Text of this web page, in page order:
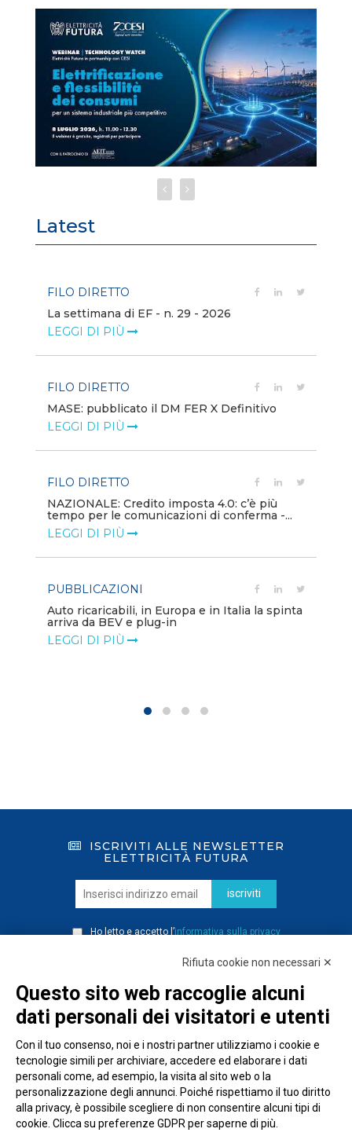
Latest
FILO DIRETTO
La settimana di EF - n. 29 - 2026
LEGGI DI PIÙ
FILO DIRETTO
MASE: pubblicato il DM FER X Definitivo
LEGGI DI PIÙ
FILO DIRETTO
NAZIONALE: Credito imposta 4.0: c’è più
tempo per le comunicazioni di conferma -...
LEGGI DI PIÙ
PUBBLICAZIONI
Auto ricaricabili, in Europa e in Italia la spinta
arriva da BEV e plug-in
LEGGI DI PIÙ
ISCRIVITI ALLE NEWSLETTER
ELETTRICITÀ FUTURA
iscriviti
Ho letto e accetto l’informativa sulla privacy
Rifiuta cookie non necessari ✕
Questo sito web raccoglie alcuni
dati personali dei visitatori e utenti
Con il tuo consenso, noi e i nostri partner utilizziamo i cookie e
tecnologie simili per archiviare, accedere ed elaborare i dati
personali come, ad esempio, la visita al sito web o la
personalizzazione degli annunci. Poiché rispettiamo il tuo diritto
alla privacy, è possibile scegliere di non consentire alcuni tipi di
cookie. Clicca su preferenze GDPR per saperne di più.